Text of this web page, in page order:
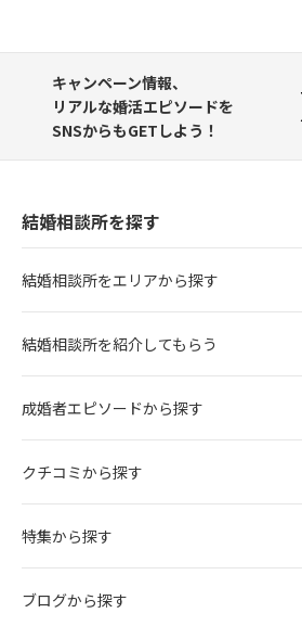
キャンペーン情報、
リアルな婚活エピソードを
SNSからもGETしよう！
結婚相談所を探す
結婚相談所をエリアから探す
結婚相談所を紹介してもらう
成婚者エピソードから探す
クチコミから探す
特集から探す
ブログから探す